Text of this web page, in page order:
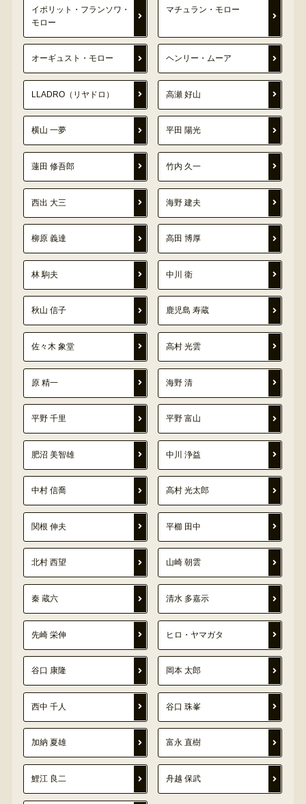
イポリット・フランソワ・
モロー
マチュラン・モロー
オーギュスト・モロー ヘンリー・ムーア
LLADRO（リヤドロ） 高瀬 好山
横山 一夢 平田 陽光
蓮田 修吾郎 竹内 久一
西出 大三 海野 建夫
柳原 義達 高田 博厚
林 駒夫 中川 衛
秋山 信子 鹿児島 寿蔵
佐々木 象堂 高村 光雲
原 精一 海野 清
平野 千里 平野 富山
肥沼 美智雄 中川 浄益
中村 信喬 高村 光太郎
関根 伸夫 平櫛 田中
北村 西望 山崎 朝雲
秦 蔵六 清水 多嘉示
先崎 栄伸 ヒロ・ヤマガタ
谷口 康隆 岡本 太郎
西中 千人 谷口 珠峯
加納 夏雄 富永 直樹
鯉江 良二 舟越 保武